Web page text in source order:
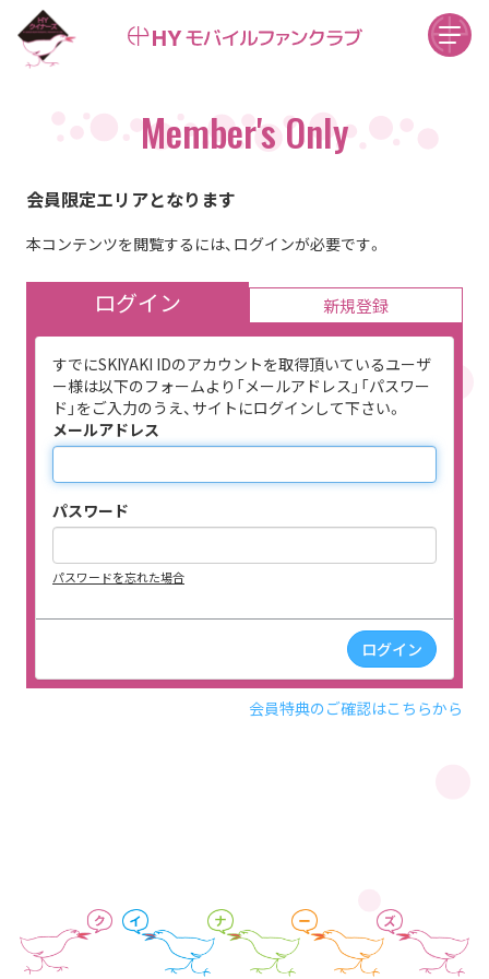
Member's Only
会員限定エリアとなります
本コンテンツを閲覧するには、ログインが必要です。
ログイン 新規登録
すでにSKIYAKI IDのアカウントを取得頂いているユーザ
ー様は以下のフォームより「メールアドレス」「パスワー
ド」をご入力のうえ、サイトにログインして下さい。
メールアドレス
パスワード
パスワードを忘れた場合
会員特典のご確認はこちらから